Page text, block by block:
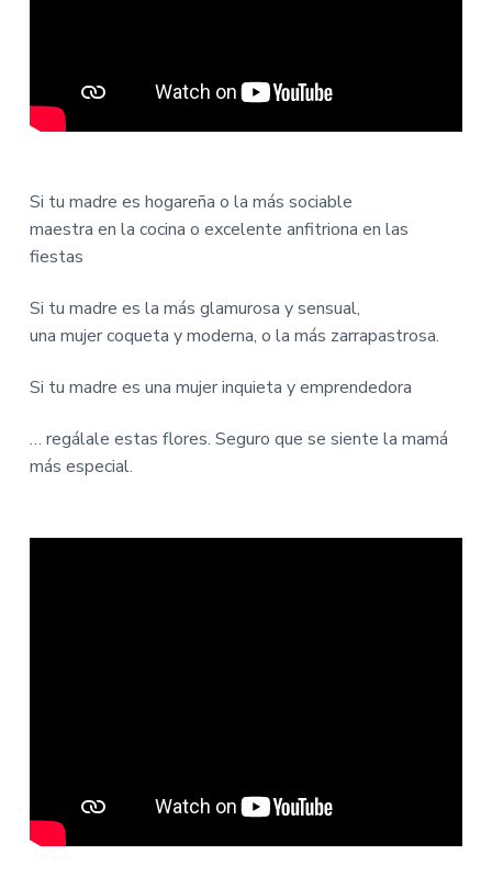
Si tu madre es hogareña o la más sociable
maestra en la cocina o excelente anfitriona en las
fiestas
Si tu madre es la más glamurosa y sensual,
una mujer coqueta y moderna, o la más zarrapastrosa.
Si tu madre es una mujer inquieta y emprendedora
… regálale estas flores. Seguro que se siente la mamá
más especial.